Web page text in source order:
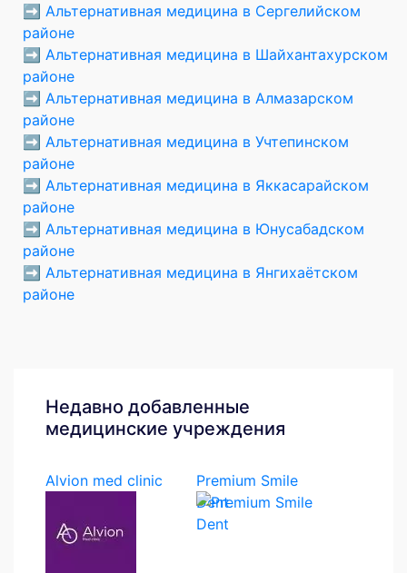
➡️ Альтернативная медицина в Сергелийском
районе
➡️ Альтернативная медицина в Шайхантахурском
районе
➡️ Альтернативная медицина в Алмазарском
районе
➡️ Альтернативная медицина в Учтепинском
районе
➡️ Альтернативная медицина в Яккасарайском
районе
➡️ Альтернативная медицина в Юнусабадском
районе
➡️ Альтернативная медицина в Янгихаётском
районе
Недавно добавленные
медицинские учреждения
Alvion med clinic
Premium Smile
Dent